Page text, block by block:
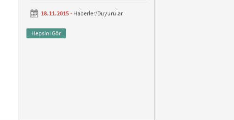
18.11.2015 - Haberler/Duyurular
Hepsini Gör